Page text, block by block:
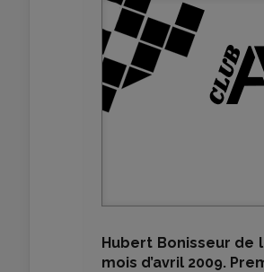
Hubert Bonisseur de
mois d’avril 2009.